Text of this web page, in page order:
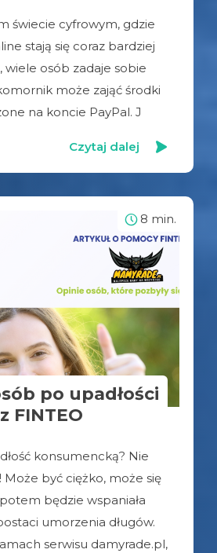
świecie cyfrowym, gdzie
stają się coraz bardziej
wiele osób zadaje sobie
może zająć środki
na koncie PayPal. J
Czytaj dalej
8 min.
po upadłości
z FINTEO
konsumencką? Nie
Może być ciężko, może się
będzie wspaniała
umorzenia długów.
serwisu damyrade.pl,